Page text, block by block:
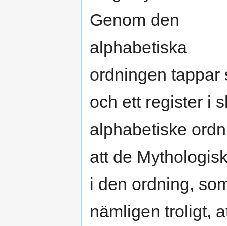
Genom den
alphabetiska
ordningen tappar
och ett register i
alphabetiske
att de
i den ordning,
nämligen troligt,